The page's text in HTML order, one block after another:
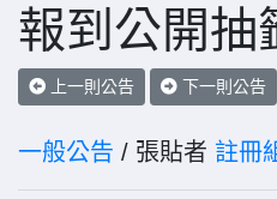
報到公開抽
上一則公告 下一則公告
一般公告 / 張貼者 註冊